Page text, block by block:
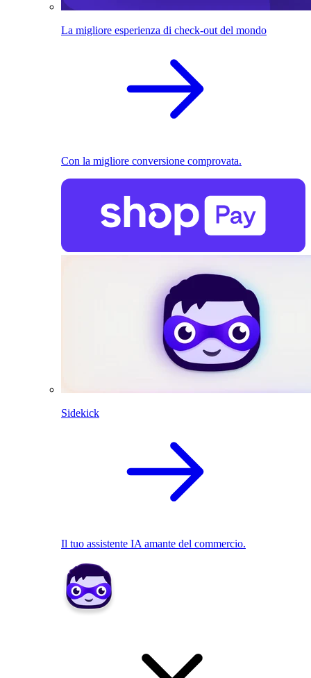
La migliore esperienza di check-out del mondo
Con la migliore conversione comprovata.
Sidekick
Il tuo assistente IA amante del commercio.